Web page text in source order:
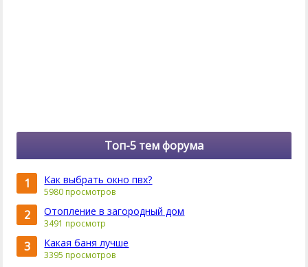
Топ-5 тем форума
1 Как выбрать окно пвх?
5980 просмотров
2 Отопление в загородный дом
3491 просмотр
3 Какая баня лучше
3395 просмотров